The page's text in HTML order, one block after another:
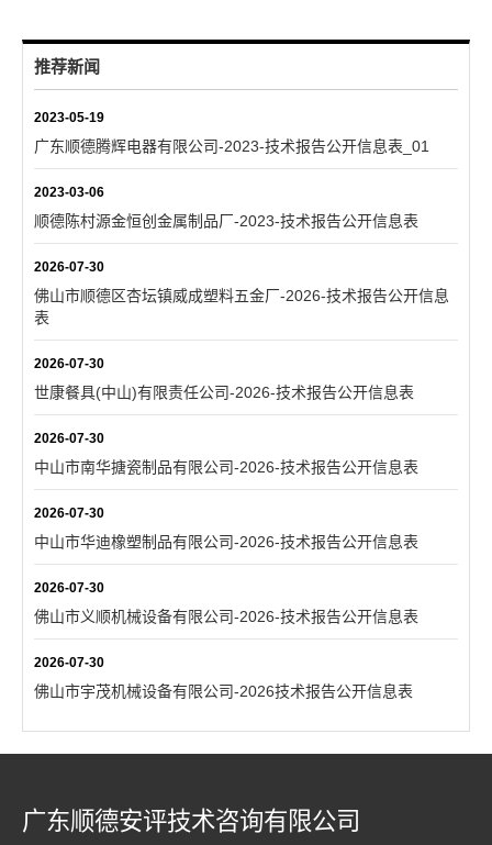
推荐新闻
2023-05-19
广东顺德腾辉电器有限公司-2023-技术报告公开信息表_01
2023-03-06
顺德陈村源金恒创金属制品厂-2023-技术报告公开信息表
2026-07-30
佛山市顺德区杏坛镇威成塑料五金厂-2026-技术报告公开信息
表
2026-07-30
世康餐具(中山)有限责任公司-2026-技术报告公开信息表
2026-07-30
中山市南华搪瓷制品有限公司-2026-技术报告公开信息表
2026-07-30
中山市华迪橡塑制品有限公司-2026-技术报告公开信息表
2026-07-30
佛山市义顺机械设备有限公司-2026-技术报告公开信息表
2026-07-30
佛山市宇茂机械设备有限公司-2026技术报告公开信息表
广东顺德安评技术咨询有限公司